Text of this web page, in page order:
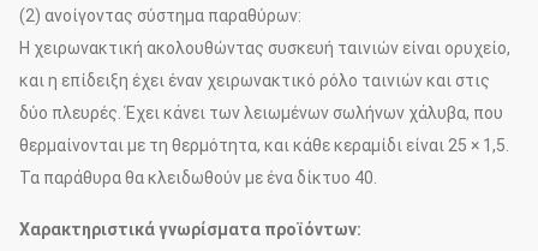
(2) ανοίγοντας σύστημα παραθύρων:
Η χειρωνακτική ακολουθώντας συσκευή ταινιών είναι ορυχείο,
και η επίδειξη έχει έναν χειρωνακτικό ρόλο ταινιών και στις
δύο πλευρές. Έχει κάνει των λειωμένων σωλήνων χάλυβα, που
θερμαίνονται με τη θερμότητα, και κάθε κεραμίδι είναι 25 × 1,5.
Τα παράθυρα θα κλειδωθούν με ένα δίκτυο 40.
Χαρακτηριστικά γνωρίσματα προϊόντων: